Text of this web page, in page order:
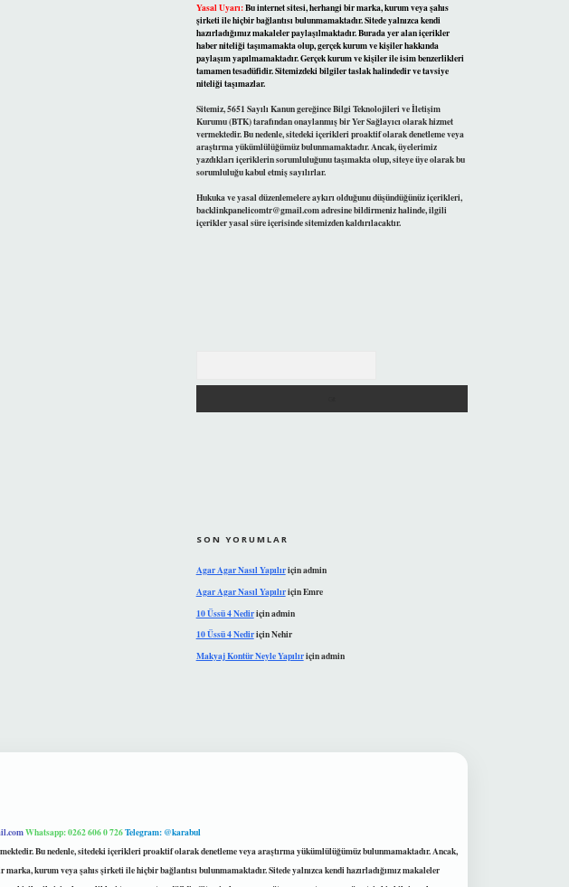
Yasal Uyarı:Bu internet sitesi, herhangi bir marka, kurum veya şahıs
şirketi ile hiçbir bağlantısı bulunmamaktadır. Sitede yalnızca kendi
hazırladığımız makaleler paylaşılmaktadır. Burada yer alan içerikler
haber niteliği taşımamakta olup, gerçek kurum ve kişiler hakkında
paylaşım yapılmamaktadır. Gerçek kurum ve kişiler ile isim benzerlikleri
tamamen tesadüfidir. Sitemizdeki bilgiler taslak halindedir ve tavsiye
niteliği taşımazlar.
Sitemiz, 5651 Sayılı Kanun gereğince Bilgi Teknolojileri ve İletişim
Kurumu (BTK) tarafından onaylanmış bir Yer Sağlayıcı olarak hizmet
vermektedir. Bu nedenle, sitedeki içerikleri proaktif olarak denetleme veya
araştırma yükümlülüğümüz bulunmamaktadır. Ancak, üyelerimiz
yazdıkları içeriklerin sorumluluğunu taşımakta olup, siteye üye olarak bu
sorumluluğu kabul etmiş sayılırlar.
Hukuka ve yasal düzenlemelere aykırı olduğunu düşündüğünüz içerikleri,
backlinkpanelicomtr@gmail.comadresine bildirmeniz halinde, ilgili
içerikler yasal süre içerisinde sitemizden kaldırılacaktır.
SON YORUMLAR
Agar Agar Nasıl Yapılıriçinadmin
Agar Agar Nasıl YapılıriçinEmre
10 Üssü 4 Nediriçinadmin
10 Üssü 4 NediriçinNehir
Makyaj Kontür Neyle Yapılıriçinadmin
Whatsapp: 0262 606 0 726Telegram: @karabul
Bu nedenle, sitedeki içerikleri proaktif olarak denetleme veya araştırma yükümlülüğümüz bulunmamaktadır. Ancak,
kurum veya şahıs şirketi ile hiçbir bağlantısı bulunmamaktadır. Sitede yalnızca kendi hazırladığımız makaleler